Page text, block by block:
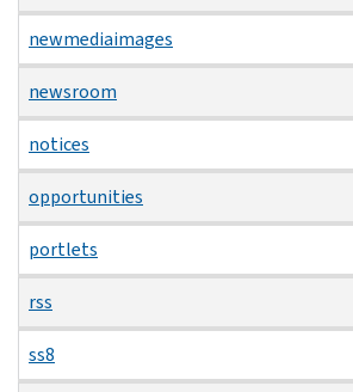
newmediaimages
newsroom
notices
opportunities
portlets
rss
ss8